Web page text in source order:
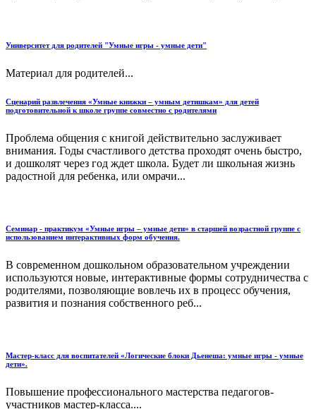
Университет для родителей "Умные игры - умные дети"
Материал для родителей...
Сценарий развлечения «Умные книжки – умным детишкам» для детей
подготовительной к школе группе совместно с родителями
Проблема общения с книгой действительно заслуживает
внимания. Годы счастливого детства проходят очень быстро,
и дошколят через год ждет школа. Будет ли школьная жизнь
радостной для ребенка, или омрачи...
Семинар - практикум «Умные игры – умные дети» в старшей возрастной группе с
использованием интерактивных форм обучения.
В современном дошкольном образовательном учреждении
используются новые, интерактивные формы сотрудничества с
родителями, позволяющие вовлечь их в процесс обучения,
развития и познания собственного реб...
Мастер-класс для воспитателей «Логические блоки Дьенеша: умные игры - умные
дети».
Повышение профессионального мастерства педагогов-
участников мастер-класса....